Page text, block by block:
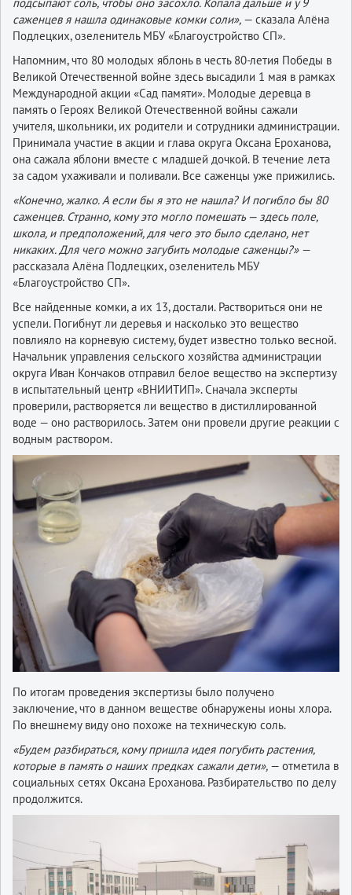
саженцев я нашла одинаковые комки соли», — сказала Алёна
Подлецких, озеленитель МБУ «Благоустройство СП».
Напомним, что 80 молодых яблонь в честь 80-летия Победы в
Великой Отечественной войне здесь высадили 1 мая в рамках
Международной акции «Сад памяти». Молодые деревца в
память о Героях Великой Отечественной войны сажали
учителя, школьники, их родители и сотрудники администрации.
Принимала участие в акции и глава округа Оксана Ероханова,
она сажала яблони вместе с младшей дочкой. В течение лета
за садом ухаживали и поливали. Все саженцы уже прижились.
«Конечно, жалко. А если бы я это не нашла? И погибло бы 80
саженцев. Странно, кому это могло помешать — здесь поле,
школа, и предположений, для чего это было сделано, нет
никаких. Для чего можно загубить молодые саженцы?» —
рассказала Алёна Подлецких, озеленитель МБУ
«Благоустройство СП».
Все найденные комки, а их 13, достали. Раствориться они не
успели. Погибнут ли деревья и насколько это вещество
повлияло на корневую систему, будет известно только весной.
Начальник управления сельского хозяйства администрации
округа Иван Кончаков отправил белое вещество на экспертизу
в испытательный центр «ВНИИТИП». Сначала эксперты
проверили, растворяется ли вещество в дистиллированной
воде — оно растворилось. Затем они провели другие реакции с
водным раствором.
По итогам проведения экспертизы было получено
заключение, что в данном веществе обнаружены ионы хлора.
По внешнему виду оно похоже на техническую соль.
«Будем разбираться, кому пришла идея погубить растения,
которые в память о наших предках сажали дети», — отметила в
социальных сетях Оксана Ероханова. Разбирательство по делу
продолжится.